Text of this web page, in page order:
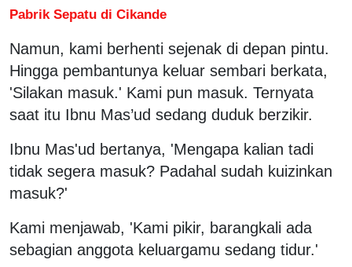
Pabrik Sepatu di Cikande
Namun, kami berhenti sejenak di depan pintu.
Hingga pembantunya keluar sembari berkata,
'Silakan masuk.' Kami pun masuk. Ternyata
saat itu Ibnu Mas’ud sedang duduk berzikir.
Ibnu Mas'ud bertanya, 'Mengapa kalian tadi
tidak segera masuk? Padahal sudah kuizinkan
masuk?'
Kami menjawab, 'Kami pikir, barangkali ada
sebagian anggota keluargamu sedang tidur.'